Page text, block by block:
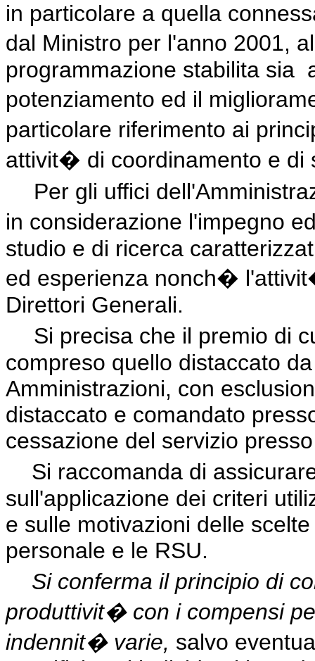
in particolare a quella
dal Ministro per l'anno 2001,
programmazione stabilita sia
potenziamento ed il
particolare riferimento ai
attivit� di coordinamento e di
Per gli uffici
in considerazione l'impegno
studio e di ricerca
ed esperienza nonch�
Direttori Generali.
Si precisa che il premio di
compreso quello distaccato
Amministrazioni, con
distaccato e comandato
cessazione del servizio
Si raccomanda di
sull'applicazione dei criteri
e sulle motivazioni delle
personale e le RSU.
Si conferma il principio di
produttivit� con i compensi
indennit� varie, salvo